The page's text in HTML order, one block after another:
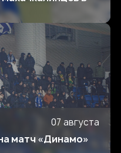
07 августа
матч «Динамо»